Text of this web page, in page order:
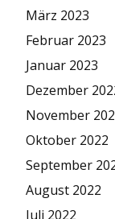
März 2023
Februar 2023
Januar 2023
Dezember
November
Oktober 2022
September
August 2022
Juli 2022